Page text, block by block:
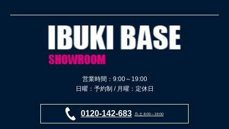
営業時間：9:00～19:00
日曜：予約制 / 月曜：定休日
0120-142-683 月-土 8:00～19:00